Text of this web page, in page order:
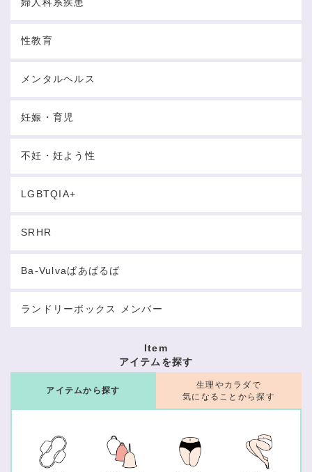
婦人科系疾患
性教育
メンタルヘルス
妊娠・育児
不妊・妊よう性
LGBTQIA+
SRHR
Ba-Vulvaばあばるば
ランドリーボックス メンバー
Item
アイテムを探す
アイテムから探す
生理やカラダで
気になることから探す